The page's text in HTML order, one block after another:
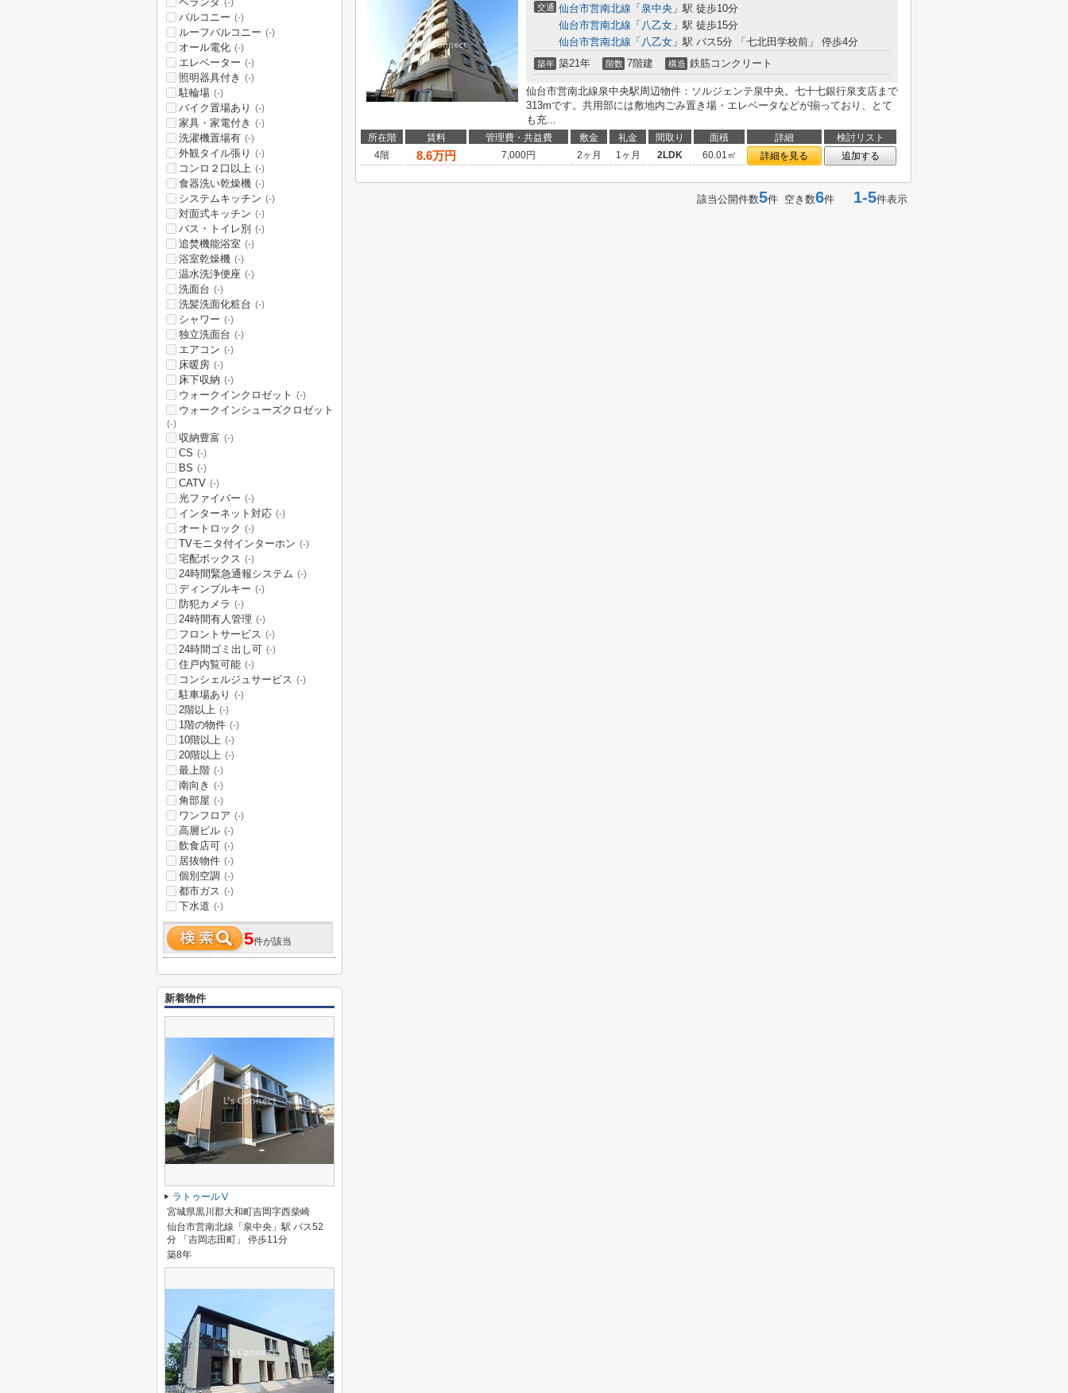
交通 仙台市営南北線 「 泉中央 」駅 徒歩10分
仙台市営南北線 「 八乙女 」駅 徒歩15分
仙台市営南北線 「 八乙女 」駅 バス5分 「七北田学校前」 停歩4分
築年 築21年 階数 7階建 構造 鉄筋コンクリート
仙台市営南北線泉中央駅周辺物件：ソルジェンテ泉中央。七十七銀行泉支店まで
313mです。共用部には敷地内ごみ置き場・エレベータなどが揃っており、とて
も充...
所在階 賃料 管理費・共益費 敷金 礼金 間取り 面積 詳細
検討リスト
4階
8.6万円 7,000円 2ヶ月 1ヶ月 2LDK 60.01㎡ 詳細を見る 追加する
該当公開件数5件 空き数6件 1-5件表示
(-)
バルコニー (-)
ルーフバルコニー (-)
オール電化 (-)
エレベーター (-)
照明器具付き (-)
駐輪場 (-)
バイク置場あり (-)
家具・家電付き (-)
洗濯機置場有 (-)
外観タイル張り (-)
コンロ２口以上 (-)
食器洗い乾燥機 (-)
システムキッチン (-)
対面式キッチン (-)
バス・トイレ別 (-)
追焚機能浴室 (-)
浴室乾燥機 (-)
温水洗浄便座 (-)
洗面台 (-)
洗髪洗面化粧台 (-)
シャワー (-)
独立洗面台 (-)
エアコン (-)
床暖房 (-)
床下収納 (-)
ウォークインクロゼット (-)
ウォークインシューズクロゼット
(-)
収納豊富 (-)
CS (-)
BS (-)
CATV (-)
光ファイバー (-)
インターネット対応 (-)
オートロック (-)
TVモニタ付インターホン (-)
宅配ボックス (-)
24時間緊急通報システム (-)
ディンプルキー (-)
防犯カメラ (-)
24時間有人管理 (-)
フロントサービス (-)
24時間ゴミ出し可 (-)
住戸内覧可能 (-)
コンシェルジュサービス (-)
駐車場あり (-)
2階以上 (-)
1階の物件 (-)
10階以上 (-)
20階以上 (-)
最上階 (-)
南向き (-)
角部屋 (-)
ワンフロア (-)
高層ビル (-)
飲食店可 (-)
居抜物件 (-)
個別空調 (-)
都市ガス (-)
下水道 (-)
5件が該当
新着物件
ラトゥールⅤ
宮城県黒川郡大和町吉岡字西柴崎
仙台市営南北線「泉中央」駅 バス52
分 「吉岡志田町」 停歩11分
築8年